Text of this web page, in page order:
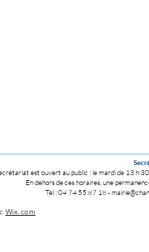
est ouvert au public : le mardi de 13 h
En dehors de ces horaires, une
Tél : 04 74 55 87 18-
Wix.com